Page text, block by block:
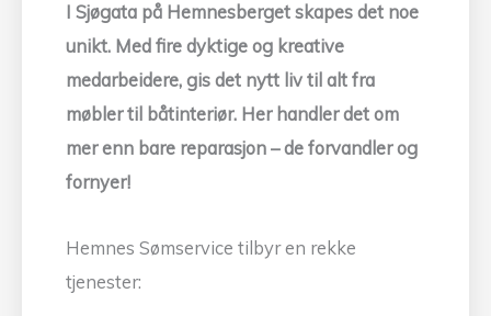
I Sjøgata på Hemnesberget skapes det noe
unikt. Med fire dyktige og kreative
medarbeidere, gis det nytt liv til alt fra
møbler til båtinteriør. Her handler det om
mer enn bare reparasjon – de forvandler og
fornyer!
Hemnes Sømservice tilbyr en rekke
tjenester: